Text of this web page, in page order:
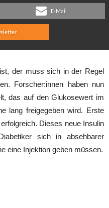
E-Mail
der muss sich in der Regel
Forscher:innen haben nun
das auf den Glukosewert im
lang freigegeben wird. Erste
Dieses neue Insulin
sich in absehbarer
eine Injektion geben müssen.